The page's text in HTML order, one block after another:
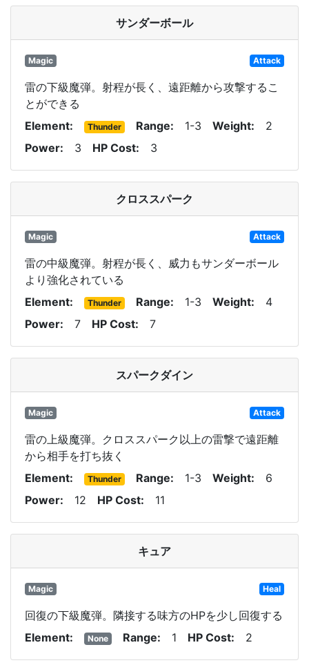
サンダーボール
Magic Attack
雷の下級魔弾。射程が長く、遠距離から攻撃するこ
とができる
Element
Thunder Range 1-3 Weight
2
Power
3 HP Cost 3
クロススパーク
Magic Attack
雷の中級魔弾。射程が長く、威力もサンダーボール
より強化されている
Element
Thunder Range 1-3 Weight
4
Power
7 HP Cost 7
スパークダイン
Magic Attack
雷の上級魔弾。クロススパーク以上の雷撃で遠距離
から相手を打ち抜く
Element
Thunder Range 1-3 Weight
6
Power
12 HP Cost 11
キュア
Magic Heal
回復の下級魔弾。隣接する味方のHPを少し回復する
Element
None Range 1 HP Cost 2